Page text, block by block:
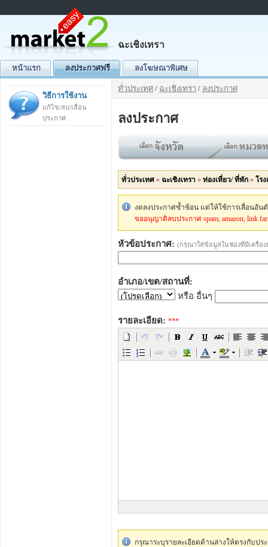
ฉะเชิงเทรา
หน้าแรก ลงประกาศฟรี ลงโฆษณาพิเศษ
วิธีการใช้งาน
แก้ไข/ลบ/เลื่อน
ประกาศ
ทั่วประเทศ / ฉะเชิงเทรา / ลงประกาศ
ลงประกาศ
ทั่วประเทศ » ฉะเชิงเทรา » ท่องเที่ยว/ ที่พัก » โร
งดลงประกาศซ้ำซ้อน แต่ให้ใช้การเลื่อนอั
ขออนุญาติลบประกาศ spam, amazon, link
หัวข้อประกาศ: (กรุณาใส่ข้อมูลในช่องที่มีเครื่อ
อำเภอ/เขต/สถานที่:
หรือ อื่นๆ
รายละเอียด: ***
กรุณาระบุรายละเอียดด้านล่างให้ตรงกับป